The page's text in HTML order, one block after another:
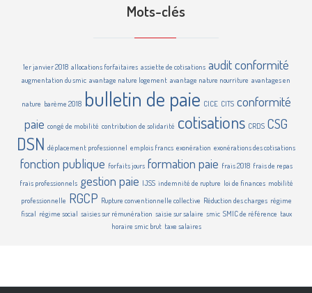
Mots-clés
1er janvier 2018 allocations forfaitaires assiette de cotisations audit conformité
augmentation du smic avantage nature logement avantage nature nourriture avantages en
nature barème 2018 bulletin de paie CICE CITS conformité
paie congé de mobilité contribution de solidarité cotisations CRDS CSG
DSN déplacement professionnel emplois francs exonération exonérations des cotisations
fonction publique forfaits jours formation paie frais 2018 frais de repas
frais professionnels gestion paie IJSS indemnité de rupture loi de finances mobilité
professionnelle RGCP Rupture conventionnelle collective Réduction des charges régime
fiscal régime social saisies sur rémunération saisie sur salaire smic SMIC de référence taux
horaire smic brut taxe salaires